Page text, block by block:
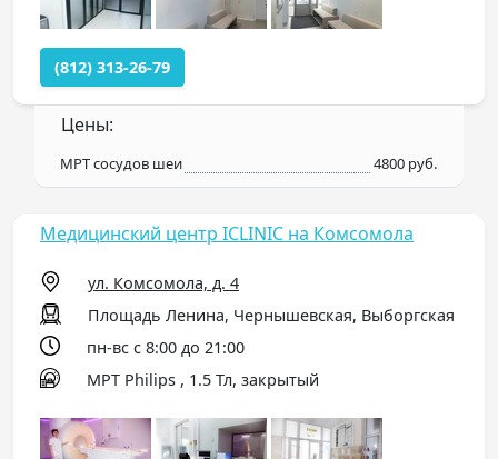
(812) 313-26-79
Цены:
МРТ сосудов шеи 4800 руб.
Медицинский центр ICLINIC на Комсомола
ул. Комсомола, д. 4
Площадь Ленина, Чернышевская, Выборгская
пн-вс с 8:00 до 21:00
МРТ Philips , 1.5 Тл, закрытый